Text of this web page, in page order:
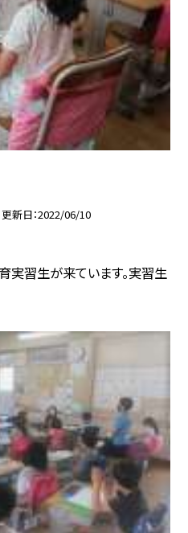
更新日 2022/06/10
育実習生が来ています。実習生